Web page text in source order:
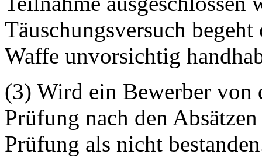
Täuschungsversuch
Waffe unvorsichtig
(3) Wird ein Bewerber von
Prüfung nach den
Prüfung als nicht